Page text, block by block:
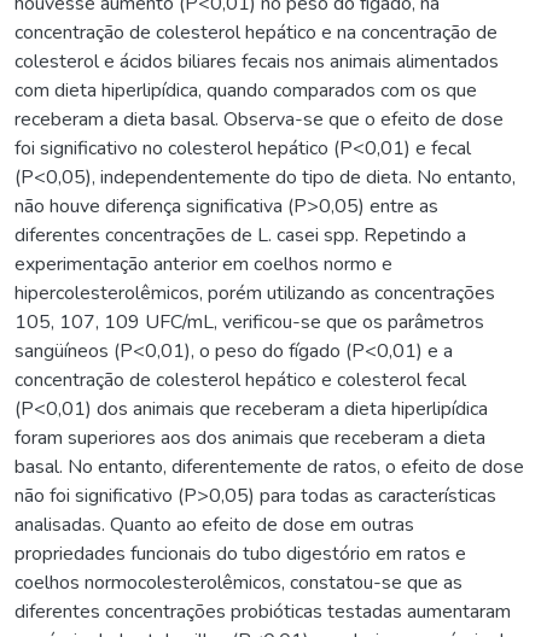
concentração de colesterol hepático e na concentração de
colesterol e ácidos biliares fecais nos animais alimentados
com dieta hiperlipídica, quando comparados com os que
receberam a dieta basal. Observa-se que o efeito de dose
foi significativo no colesterol hepático (P<0,01) e fecal
(P<0,05), independentemente do tipo de dieta. No entanto,
não houve diferença significativa (P>0,05) entre as
diferentes concentrações de L. casei spp. Repetindo a
experimentação anterior em coelhos normo e
hipercolesterolêmicos, porém utilizando as concentrações
105, 107, 109 UFC/mL, verificou-se que os parâmetros
sangüíneos (P<0,01), o peso do fígado (P<0,01) e a
concentração de colesterol hepático e colesterol fecal
(P<0,01) dos animais que receberam a dieta hiperlipídica
foram superiores aos dos animais que receberam a dieta
basal. No entanto, diferentemente de ratos, o efeito de dose
não foi significativo (P>0,05) para todas as características
analisadas. Quanto ao efeito de dose em outras
propriedades funcionais do tubo digestório em ratos e
coelhos normocolesterolêmicos, constatou-se que as
diferentes concentrações probióticas testadas aumentaram